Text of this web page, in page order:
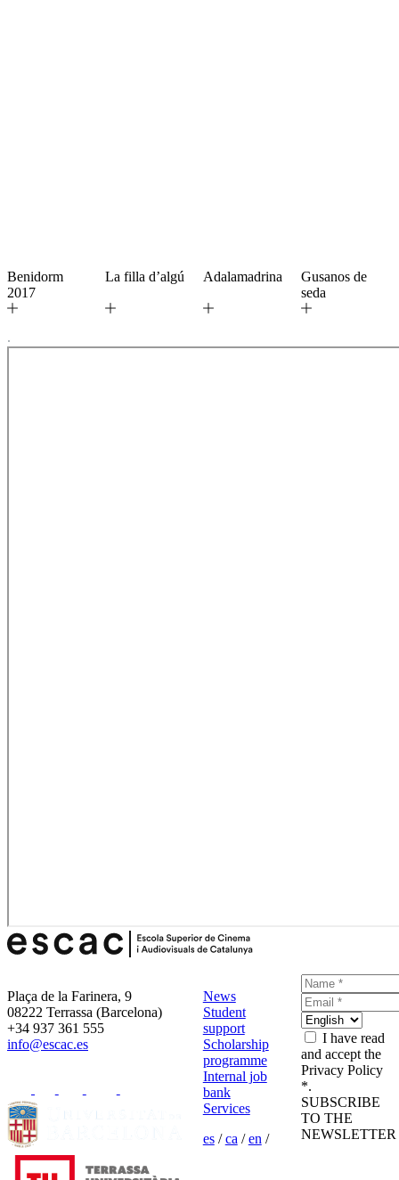
Benidorm
2017
La filla d’algú Adalamadrina
Gusanos de
seda
Plaça de la Farinera, 9
08222 Terrassa (Barcelona)
+34 937 361 555
info@escac.es
News
Student
support
Scholarship
programme
Internal job
bank
Services
es/ca /en /
I have read
and accept the
Privacy Policy
*.
SUBSCRIBE
TO THE
NEWSLETTER